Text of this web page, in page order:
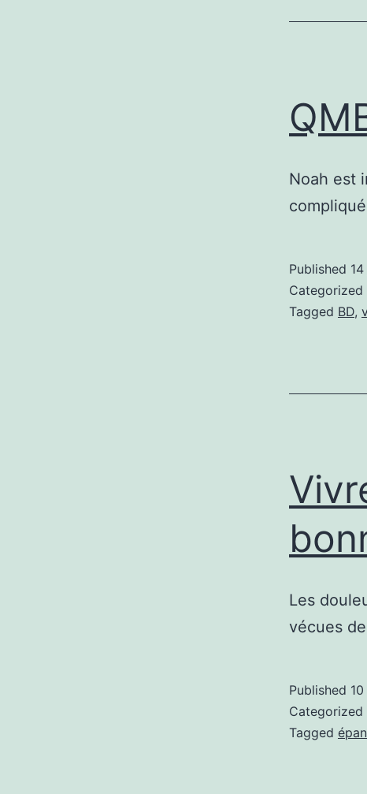
Noah est
Published
Categorized
Tagged BD,
Les
vécues
Published
Categorized
Tagged